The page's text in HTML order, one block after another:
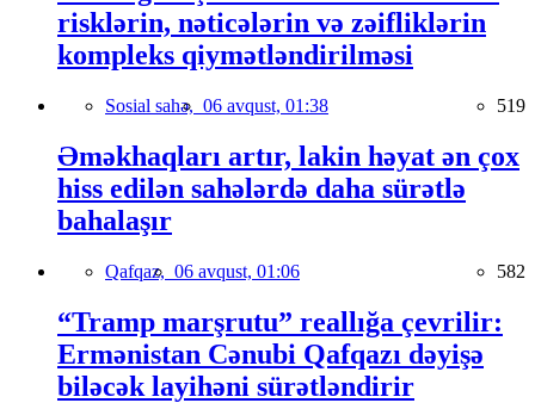
risklərin, nəticələrin və zəifliklərin
kompleks qiymətləndirilməsi
Sosial sahə, 06 avqust, 01:38 519
Əməkhaqları artır, lakin həyat ən çox
hiss edilən sahələrdə daha sürətlə
bahalaşır
Qafqaz, 06 avqust, 01:06 582
“Tramp marşrutu” reallığa çevrilir:
Ermənistan Cənubi Qafqazı dəyişə
biləcək layihəni sürətləndirir